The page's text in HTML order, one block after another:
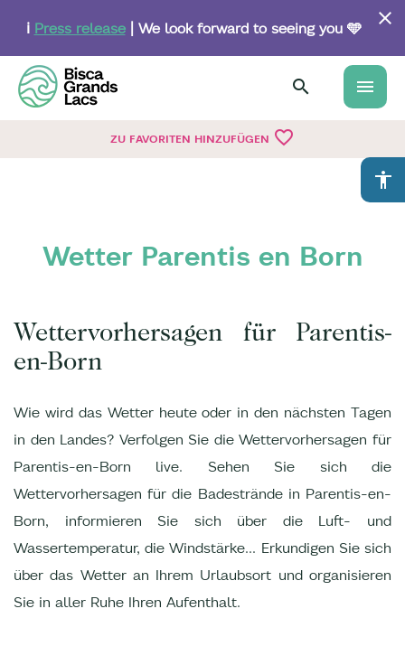
content
ℹ️ Press release| We look forward to seeing you 🩵
menu
ZU FAVORITEN HINZUFÜGEN favorite_border
accessibility
Wetter Parentis en Born
Wettervorhersagen für Parentis-
en-Born
Wie wird das Wetter heute oder in den nächsten Tagen
in den Landes? Verfolgen Sie die Wettervorhersagen für
Parentis-en-Born live. Sehen Sie sich die
Wettervorhersagen für die Badestrände in Parentis-en-
Born, informieren Sie sich über die Luft- und
Wassertemperatur, die Windstärke... Erkundigen Sie sich
über das Wetter an Ihrem Urlaubsort und organisieren
Sie in aller Ruhe Ihren Aufenthalt.